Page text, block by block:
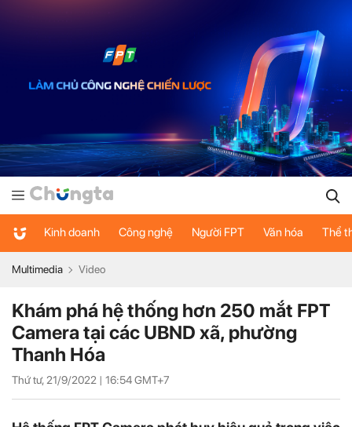
Kinh doanh Công nghệ Người FPT Văn hóa Thể
Multimedia Video
Khám phá hệ thống hơn 250 mắt FPT
Camera tại các UBND xã, phường
Thanh Hóa
Thứ tư, 21/9/2022 | 16:54GMT+7